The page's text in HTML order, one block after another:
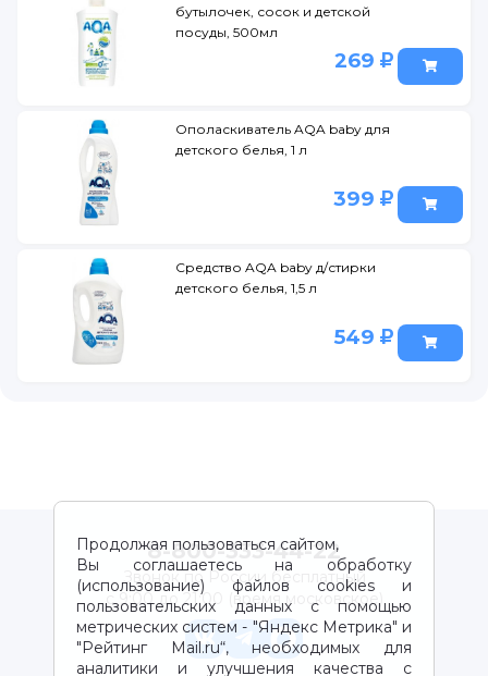
бутылочек, сосок и детской
посуды, 500мл
269
Ополаскиватель AQA baby для
детского белья, 1 л
399
Средство AQA baby д/стирки
детского белья, 1,5 л
549
Продолжая пользоваться сайтом,
Вы соглашаетесь на обработку
(использование) файлов cookies и
пользовательских данных с помощью
метрических систем - "Яндекс Метрика" и
"Рейтинг Mail.ru“, необходимых для
аналитики и улучшения качества с
8-800-333-44-22
Звонок по России бесплатный
с 9:00 до 21:00 (время московское)